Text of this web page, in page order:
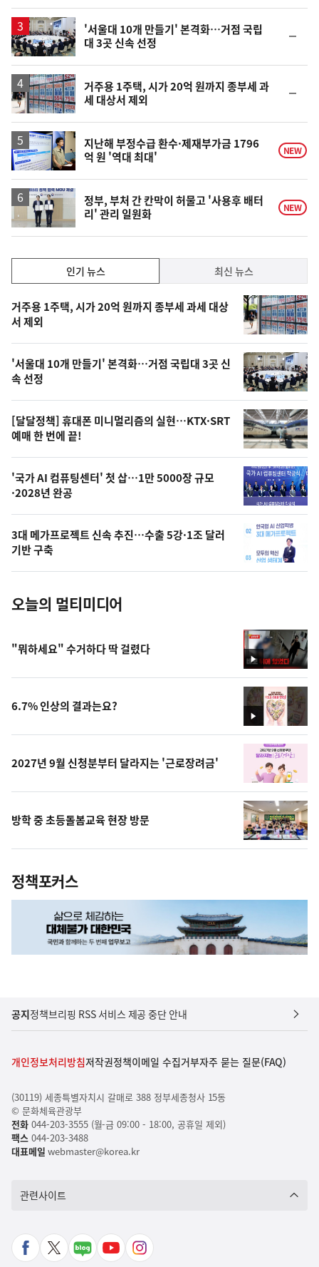
상
'서울대 10개 만들기' 본격화…거점 국립
대 3곳 신속 선정
일
거주용 1주택, 시가 20억 원까지 종부세 과
세 대상서 제외
일
지난해 부정수급 환수·제재부가금 1796
억 원 '역대 최대'
NEW
정부, 부처 간 칸막이 허물고 '사용후 배터
리' 관리 일원화
NEW
기,
최
신,
오
늘
의
영
상
오
의
사
진
인기 뉴스 최신 뉴스
인
기
뉴
스
거주용 1주택, 시가 20억 원까지 종부세 과세 대상
서 제외
'서울대 10개 만들기' 본격화…거점 국립대 3곳 신
속 선정
[달달정책] 휴대폰 미니멀리즘의 실현…KTX·SRT
예매 한 번에 끝!
'국가 AI 컴퓨팅센터' 첫 삽…1만 5000장 규모
·2028년 완공
3대 메가프로젝트 신속 추진…수출 5강·1조 달러
기반 구축
오늘의 멀티미디어
영
상
"뭐하세요" 수거하다 딱 걸렸다
영
상
6.7% 인상의 결과는요?
2027년 9월 신청분부터 달라지는 '근로장려금'
방학 중 초등돌봄교육 현장 방문
정책포커스
공지정책브리핑 RSS 서비스 제공 중단 안내
개인정보처리방침저작권정책이메일 수집거부자주 묻는 질문(FAQ)
(30119) 세종특별자치시 갈매로 388 정부세종청사 15동
© 문화체육관광부
전화044-203-3555 (월-금 09:00 - 18:00, 공휴일 제외)
팩스044-203-3488
대표메일 webmaster@korea.kr
관련사이트
페
X
네
유
인